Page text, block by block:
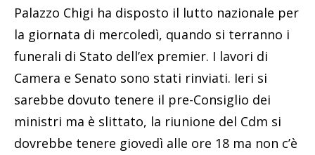
Palazzo Chigi ha disposto il lutto nazionale per
la giornata di mercoledì, quando si terranno i
funerali di Stato dell’ex premier. I lavori di
Camera e Senato sono stati rinviati. Ieri si
sarebbe dovuto tenere il pre-Consiglio dei
ministri ma è slittato, la riunione del Cdm si
dovrebbe tenere giovedì alle ore 18 ma non c’è